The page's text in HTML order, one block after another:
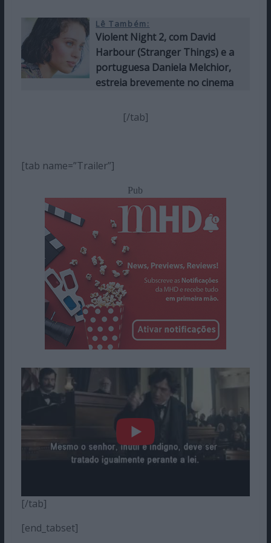
Lê Também:
Violent Night 2, com David
Harbour (Stranger Things) e a
portuguesa Daniela Melchior,
estreia brevemente no cinema
[/tab]
[tab name=”Trailer”]
Pub
[/tab]
[end_tabset]